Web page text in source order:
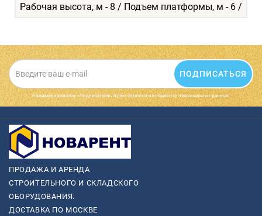
Рабочая высота, м - 8 / Подъем платформы, м - 6 /
ПОДПИСАТЬСЯ
Нажимая на кнопку «Подписаться», я даю cогласие на обработку персональных данных.
ПРОДАЖА И АРЕНДА
СТРОИТЕЛЬНОГО И СКЛАДСКОГО
ОБОРУДОВАНИЯ.
ДОСТАВКА ПО МОСКВЕ